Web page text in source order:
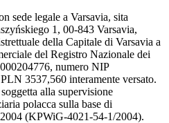
sede legale a Varsavia, sita
1, 00-843 Varsavia,
della Capitale di Varsavia a
del Registro Nazionale dei
numero NIP
3537,560 interamente versato.
alla supervisione
polacca sulla base di
(KPWiG-4021-54-1/2004).